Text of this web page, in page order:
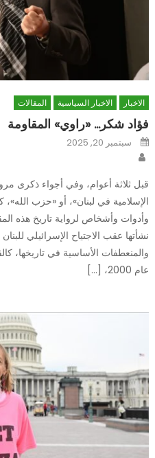
الاخبار الاخبار السياسية المقالات
فؤاد شكر… «راوي» المقاومة
Posted
onسبتمبر 20, 2025
الإسلامية في لبنان»، أو «حزب
وأدوات وأشخاص لرواية تاريخ هذه
والمنعطفات الأساسية في تاريخها،
عام 2000، […]